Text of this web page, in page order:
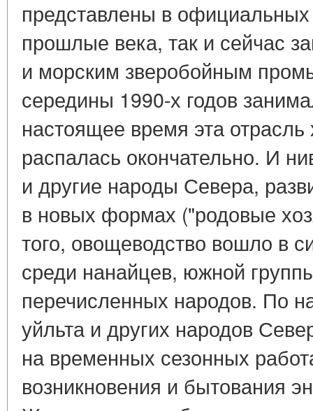
представлены в
прошлые века, так и сейчас
и морским зверобойным
середины 1990-х годов
настоящее время эта отрасль
распалась окончательно. И
и другие народы Севера,
в новых формах ("родовые
того, овощеводство вошло в
среди нанайцев, южной
перечисленных народов. По
уйльта и других народов
на временных сезонных
возникновения и бытования